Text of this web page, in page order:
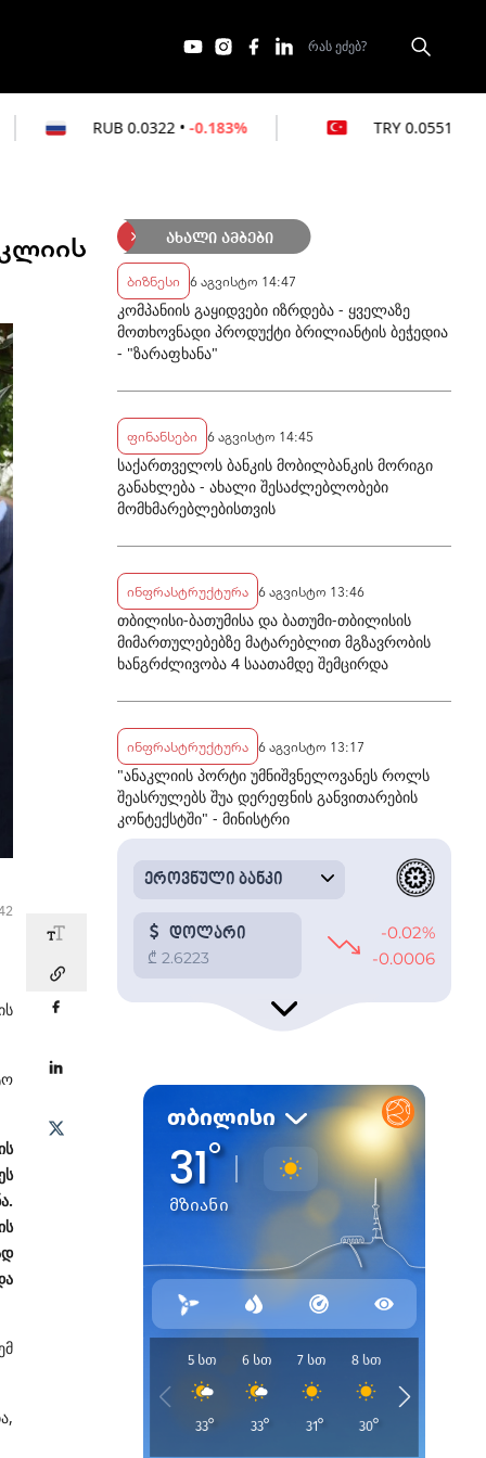
• -0.183% TRY • 0%
ახალი ამბები
ბიზნესი 6 აგვისტო 14:47
კომპანიის გაყიდვები იზრდება - ყველაზე
მოთხოვნადი პროდუქტი ბრილიანტის ბეჭედია
- "ზარაფხანა"
ფინანსები 6 აგვისტო 14:45
საქართველოს ბანკის მობილბანკის მორიგი
განახლება - ახალი შესაძლებლობები
მომხმარებლებისთვის
ინფრასტრუქტურა 6 აგვისტო 13:46
თბილისი-ბათუმისა და ბათუმი-თბილისის
მიმართულებებზე მატარებლით მგზავრობის
ხანგრძლივობა 4 საათამდე შემცირდა
ინფრასტრუქტურა 6 აგვისტო 13:17
"ანაკლიის პორტი უმნიშვნელოვანეს როლს
შეასრულებს შუა დერეფნის განვითარების
კონტექსტში" - მინისტრი